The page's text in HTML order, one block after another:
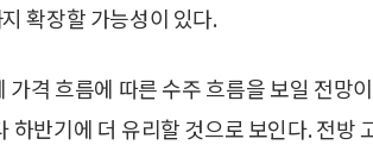
확장할 가능성이 있다.
격 흐름에 따른 수주 흐름을 보일 전망
하반기에 더 유리할 것으로 보인다. 전방